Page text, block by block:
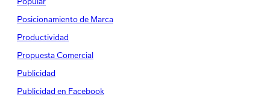
Posicionamiento de Marca
Productividad
Propuesta Comercial
Publicidad
Publicidad en Facebook